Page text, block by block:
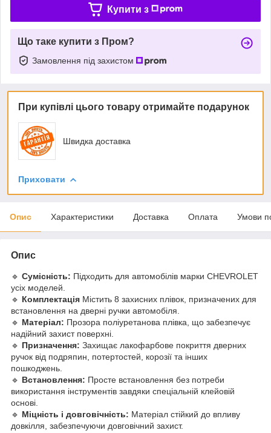
Купити з
Що таке купити з Пром?
Замовлення під захистом
При купівлі цього товару отримайте подарунок
Швидка доставка
Приховати
Опис Характеристики Доставка Оплата Умови
Опис
🔹 Сумісність: Підходить для автомобілів марки CHEVROLET
усіх моделей.
🔹 Комплектація Містить 8 захисних плівок, призначених для
встановлення на дверні ручки автомобіля.
🔹 Матеріал: Прозора поліуретанова плівка, що забезпечує
надійний захист поверхні.
🔹 Призначення: Захищає лакофарбове покриття дверних
ручок від подряпин, потертостей, корозії та інших
пошкоджень.
🔹 Встановлення: Просте встановлення без потреби
використання інструментів завдяки спеціальній клейовій
основі.
🔹 Міцність і довговічність: Матеріал стійкий до впливу
довкілля, забезпечуючи довговічний захист.